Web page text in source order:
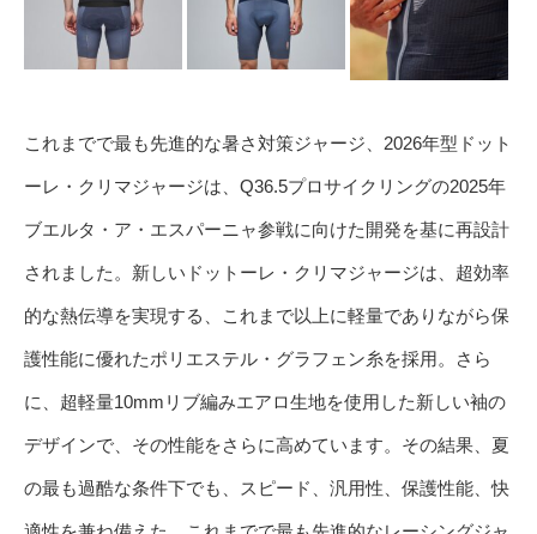
これまでで最も先進的な暑さ対策ジャージ、2026年型ドット
ーレ・クリマジャージは、Q36.5プロサイクリングの2025年
ブエルタ・ア・エスパーニャ参戦に向けた開発を基に再設計
されました。新しいドットーレ・クリマジャージは、超効率
的な熱伝導を実現する、これまで以上に軽量でありながら保
護性能に優れたポリエステル・グラフェン糸を採用。さら
に、超軽量10mmリブ編みエアロ生地を使用した新しい袖の
デザインで、その性能をさらに高めています。その結果、夏
の最も過酷な条件下でも、スピード、汎用性、保護性能、快